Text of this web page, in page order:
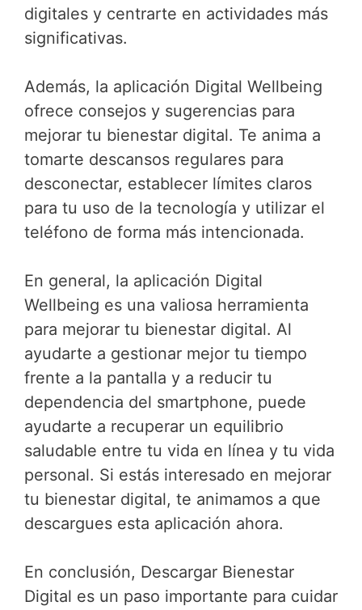
digitales y centrarte en actividades más
significativas.
Además, la aplicación Digital Wellbeing
ofrece consejos y sugerencias para
mejorar tu bienestar digital. Te anima a
tomarte descansos regulares para
desconectar, establecer límites claros
para tu uso de la tecnología y utilizar el
teléfono de forma más intencionada.
En general, la aplicación Digital
Wellbeing es una valiosa herramienta
para mejorar tu bienestar digital. Al
ayudarte a gestionar mejor tu tiempo
frente a la pantalla y a reducir tu
dependencia del smartphone, puede
ayudarte a recuperar un equilibrio
saludable entre tu vida en línea y tu vida
personal. Si estás interesado en mejorar
tu bienestar digital, te animamos a que
descargues esta aplicación ahora.
En conclusión, Descargar Bienestar
Digital es un paso importante para cuidar